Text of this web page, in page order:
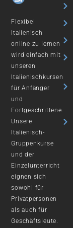
Flexibel
Italienisch
online zu lernen
wird einfach mit
unseren
Italienischkursen
für Anfänger
und
Fortgeschrittene.
Unsere
Italienisch-
Gruppenkurse
und der
Einzelunterricht
eignen sich
sowohl für
Privatpersonen
als auch für
Geschäftsleute.